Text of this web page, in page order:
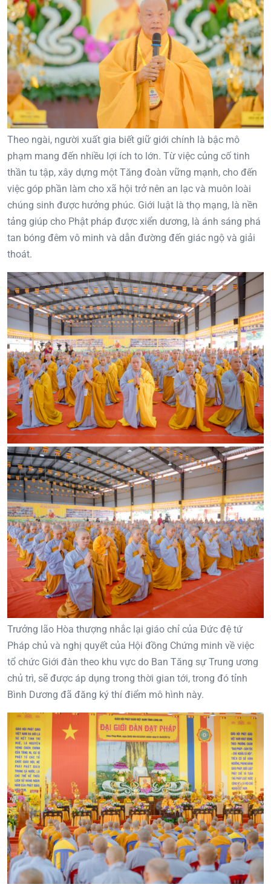
Theo ngài, người xuất gia biết giữ giới chính là bậc mô
phạm mang đến nhiều lợi ích to lớn. Từ việc củng cố tinh
thần tu tập, xây dựng một Tăng đoàn vững mạnh, cho đến
việc góp phần làm cho xã hội trở nên an lạc và muôn loài
chúng sinh được hưởng phúc. Giới luật là thọ mạng, là nền
tảng giúp cho Phật pháp được xiển dương, là ánh sáng phá
tan bóng đêm vô minh và dẫn đường đến giác ngộ và giải
thoát.
Trưởng lão Hòa thượng nhắc lại giáo chỉ của Đức đệ tứ
Pháp chủ và nghị quyết của Hội đồng Chứng minh về việc
tổ chức Giới đàn theo khu vực do Ban Tăng sự Trung ương
chủ trì, sẽ được áp dụng trong thời gian tới, trong đó tỉnh
Bình Dương đã đăng ký thí điểm mô hình này.